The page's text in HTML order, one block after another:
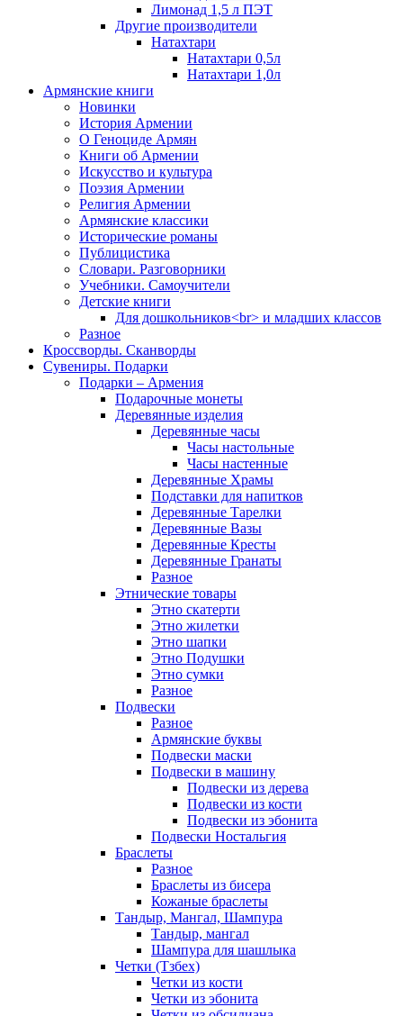
Лимонад 1,5 л ПЭТ
Другие производители
Натахтари
Натахтари 0,5л
Натахтари 1,0л
Армянские книги
Новинки
История Армении
О Геноциде Армян
Книги об Армении
Иcкусство и культура
Поэзия Армении
Религия Армении
Армянские классики
Исторические романы
Публицистика
Словари. Разговорники
Учебники. Самоучители
Детские книги
Для дошкольников<br> и младших классов
Разное
Кроссворды. Сканворды
Сувениры. Подарки
Подарки – Армения
Подарочные монеты
Деревянные изделия
Деревянные часы
Часы настольные
Часы настенные
Деревянные Храмы
Подставки для напитков
Деревянные Тарелки
Деревянные Вазы
Деревянные Кресты
Деревянные Гранаты
Разное
Этнические товары
Этно скатерти
Этно жилетки
Этно шапки
Этно Подушки
Этно сумки
Разное
Подвески
Разное
Армянские буквы
Подвески маски
Подвески в машину
Подвески из дерева
Подвески из кости
Подвески из эбонита
Подвески Ностальгия
Браслеты
Разное
Браслеты из бисера
Кожаные браслеты
Тандыр, Мангал, Шампура
Тандыр, мангал
Шампура для шашлыка
Четки (Тзбех)
Четки из кости
Четки из эбонита